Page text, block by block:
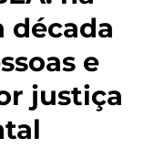
década
e
justiça